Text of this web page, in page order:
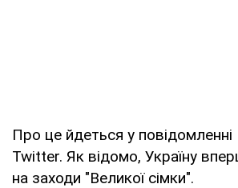
Про це йдеться у
Twitter. Як відомо, Україну
на заходи "Великої сімки".